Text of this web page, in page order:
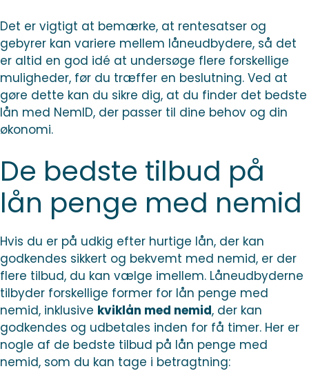
Det er vigtigt at bemærke, at rentesatser og
gebyrer kan variere mellem låneudbydere, så det
er altid en god idé at undersøge flere forskellige
muligheder, før du træffer en beslutning. Ved at
gøre dette kan du sikre dig, at du finder det bedste
lån med NemID, der passer til dine behov og din
økonomi.
De bedste tilbud på
lån penge med nemid
Hvis du er på udkig efter hurtige lån, der kan
godkendes sikkert og bekvemt med nemid, er der
flere tilbud, du kan vælge imellem. Låneudbyderne
tilbyder forskellige former for lån penge med
nemid, inklusive kviklån med nemid, der kan
godkendes og udbetales inden for få timer. Her er
nogle af de bedste tilbud på lån penge med
nemid, som du kan tage i betragtning: